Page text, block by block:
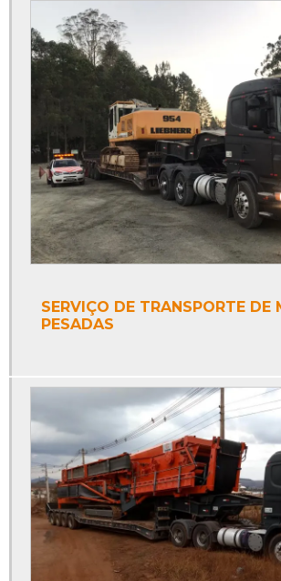
SERVIÇO DE TRANSPORTE DE
PESADAS